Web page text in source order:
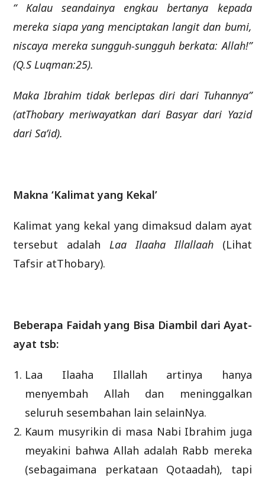
“ Kalau seandainya engkau bertanya kepada
mereka siapa yang menciptakan langit dan bumi,
niscaya mereka sungguh-sungguh berkata: Allah!”
(Q.S Luqman:25).
Maka Ibrahim tidak berlepas diri dari Tuhannya”
(atThobary meriwayatkan dari Basyar dari Yazid
dari Sa’id).
Makna ‘Kalimat yang Kekal’
Kalimat yang kekal yang dimaksud dalam ayat
tersebut adalahLaa Ilaaha Illallaah(Lihat
Tafsir atThobary).
Beberapa Faidah yang Bisa Diambil dari Ayat-
ayat tsb:
Laa Ilaaha Illallah artinya hanya
menyembah Allah dan meninggalkan
seluruh sesembahan lain selainNya.
Kaum musyrikin di masa Nabi Ibrahim juga
meyakini bahwa Allah adalah Rabb mereka
(sebagaimana perkataan Qotaadah), tapi